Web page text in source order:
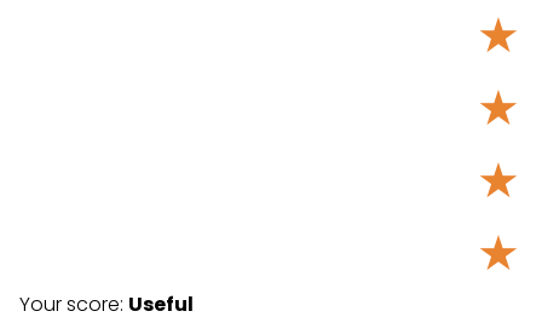
★
★
★
★
Your score: Useful